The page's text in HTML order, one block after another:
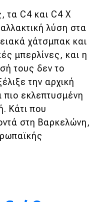
τα C4 και C4 X
λύση στα
χάτσμπακ και
μπερλίνες, και η
τους δεν το
την αρχική
εκλεπτυσμένη
Κάτι που
στη Βαρκελώνη,